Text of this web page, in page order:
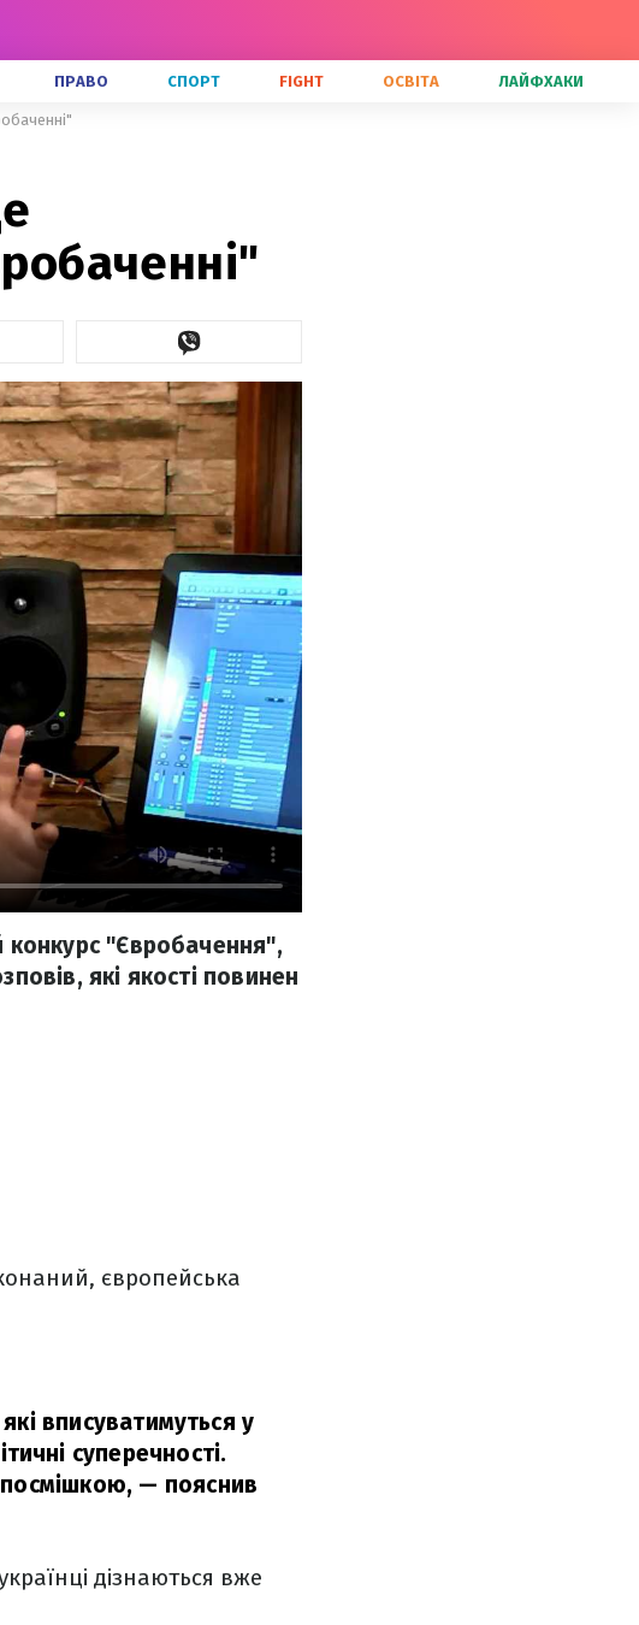
ПРАВО СПОРТ FIGHT ОСВІТА ЛАЙФХАКИ
конкурс "Євробачення",
які якості повинен
європейська
вписуватимуться у
суперечності.
посмішкою, — пояснив
дізнаються вже